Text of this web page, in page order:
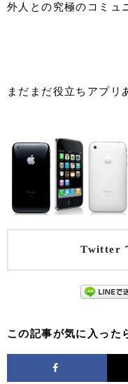
外人との究極のコミュ
まだまだ役立ちアプリ
Twitter
この記事が気に入った